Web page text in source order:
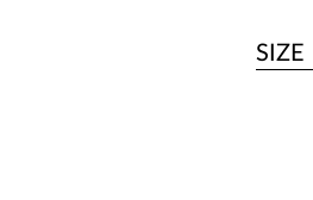
SIZE